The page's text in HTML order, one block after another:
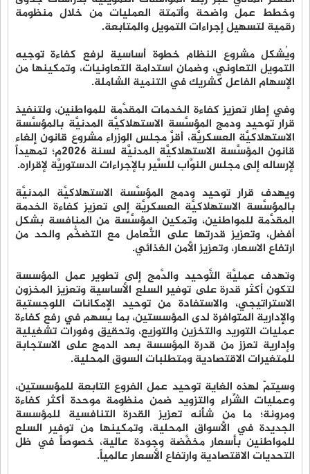
وخطط عمل واضحة وأتمتة العمليات من خلال منظومة
رقمية لتسهيل إجراءات التمويل والمتابعة.
ويُشكل مشروع النظام خطوة أساسية لرفع كفاءة توجيه
التمويل التعاوني، وضمان استدامة التعاونيات، وتمكينها من
الإسهام الفاعل كشريك في التنمية الشاملة.
وفي إطار تعزيز كفاءة الخدمات المقدَّمة للمواطنين، ولتنفيذ
قرار توحيد ودمج المؤسَّسة الاستهلاكيَّة المدنيَّة بالمؤسَّسة
الاستهلاكيَّة العسكريَّة، أقرَّ مجلس الوزراء مشروع قانون إلغاء
قانون المؤسَّسة الاستهلاكيَّة المدنيَّة لسنة 2026م؛ تمهيداً
لإرساله إلى مجلس النوَّاب للسَّير بالإجراءات الدستوريَّة لإقراره.
ويهدف قرار توحيد ودمج المؤسَّسة الاستهلاكيَّة المدنيَّة
بالمؤسَّسة الاستهلاكيَّة العسكريَّة إلى تعزيز كفاءة الخدمة
المقدَّمة للمواطنين، وتمكين المؤسَّسة من المنافسة بشكل
أفضل، وتعزيز قدرتها على التَّعامل مع التضخُّم والحد من
ارتفاع الاسعار، وتعزيز الأمن الغذائي.
وتهدف عمليَّة التَّوحيد والدَّمج إلى تطوير عمل المؤسسة
لتكون أكثر قدرة على توفير السلع الأساسية وتعزيز المخزون
الاستراتيجي، والاستفادة من توحيد الإمكانات اللوجستية
والإدارية المتوافرة لدى المؤسستين، بما يسهم في رفع كفاءة
عمليات التوريد والتخزين والتوزيع، وتحقيق وفورات تشغيلية
وإدارية تعزز من قدرة المؤسسة بعد الدمج على الاستجابة
للمتغيرات الاقتصادية ومتطلبات السوق المحلية.
وسيتمّ لهذه الغاية توحيد عمل الفروع التابعة للمؤسستين،
وعمليات الشِّراء والتزويد ضمن منظومة موحدة أكثر كفاءة
ومرونة؛ ما من شأنه تعزيز القدرة التنافسية للمؤسسة
الجديدة في الأسواق المحلية، وتمكينها من توفير السلع
للمواطنين بأسعار مخفَّضة وجودة عالية، خصوصاً في ظل
التحديات الاقتصادية وارتفاع الأسعار عالمياً.